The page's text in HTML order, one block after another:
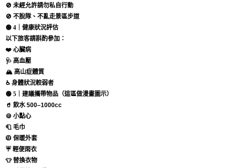
🚫 未經允許請勿私自行動
🚫 不脫隊、不亂走景區步道
🟢4｜健康狀況評估
以下旅客請斟酌參加：
❤️ 心臟病
🩺 高血壓
🏔 高山症體質
♿ 身體狀況較弱者
🟢5｜建議攜帶物品（這區做漫畫圖示）
🥤 飲水 500–1000cc
🍪 小點心
🧻 毛巾
🧥 保暖外套
☔ 輕便雨衣
👕 替換衣物